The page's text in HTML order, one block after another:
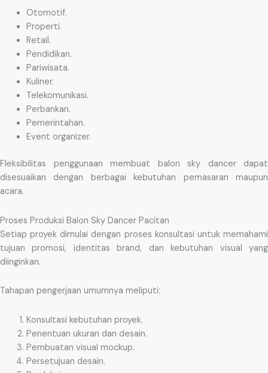
Otomotif.
Properti.
Retail.
Pendidikan.
Pariwisata.
Kuliner.
Telekomunikasi.
Perbankan.
Pemerintahan.
Event organizer.
Fleksibilitas penggunaan membuat balon sky dancer dapat
disesuaikan dengan berbagai kebutuhan pemasaran maupun
acara.
Proses Produksi Balon Sky Dancer Pacitan
Setiap proyek dimulai dengan proses konsultasi untuk memahami
tujuan promosi, identitas brand, dan kebutuhan visual yang
diinginkan.
Tahapan pengerjaan umumnya meliputi:
Konsultasi kebutuhan proyek.
Penentuan ukuran dan desain.
Pembuatan visual mockup.
Persetujuan desain.